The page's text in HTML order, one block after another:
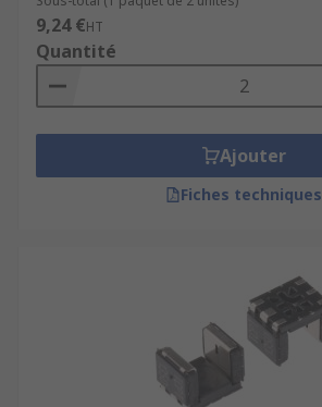
9,24 €HT
Quantité
Ajouter
Fiches techniques